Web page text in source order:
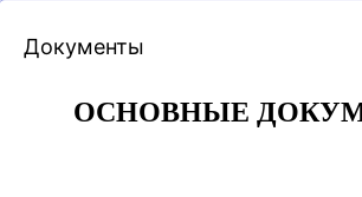
Документы
ОСНОВНЫЕ